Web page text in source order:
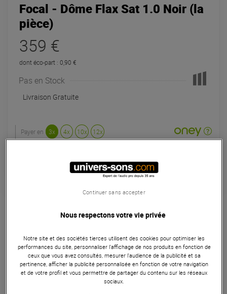
Focal - Dôme Flax Sat 1.0 Noir (la
pièce)
359 €
dont éco-part : 0,90 €
Pas en Stock
Livraison Gratuite
Payer en 3x 4x 10x 12x
Coût de financement :
TAEG fixe :
ans
Eligible à la Garantie Sérénité
Focal Dôme Flat Sat 10 Black est une enceinte passive 2
voies compactes HiFi laquée noire. Elle convient pour un
amplificateur de 25 à 100 Watts (non inclus). Idéale en
Home Cinema. Enceinte vendue à la pièce.
Nous respectons votre vie privée
Notre site et des sociétés tierces utilisent des cookies pour optimiser les
performances du site, personnaliser l’affichage de nos produits en fonction de
ceux que vous avez consultés, mesurer l'audience de la publicité et sa
pertinence, afficher la publicité personnalisée en fonction de votre navigation
et de votre profil et vous permettre de partager du contenu sur les réseaux
sociaux.
Continuer sans accepter